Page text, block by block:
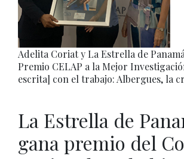
Adelita Coriat y La Estrella de
Premio CELAP a la Mejor
escrita] con el trabajo: Albergues, la
La Estrella de
gana premio del